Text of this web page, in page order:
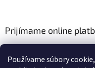
Používame súbory
Prijímame online